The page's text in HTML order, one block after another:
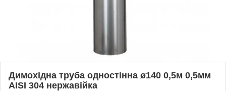
Димохідна труба одностінна ø140 0,5м 0,5мм
AISI 304 нержавійка